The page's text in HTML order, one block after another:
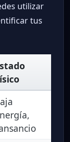
utilizar
tus